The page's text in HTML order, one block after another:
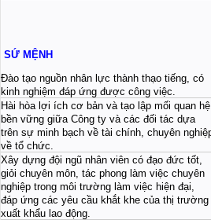
SỨ MỆNH
Đào tạo nguồn nhân lực thành thạo tiếng, có
kinh nghiệm đáp ứng được công việc.
Hài hòa lợi ích cơ bản và tạo lập mối quan hệ
bền vững giữa Công ty và các đối tác dựa
trên sự minh bạch về tài chính, chuyên
về tổ chức.
Xây dựng đội ngũ nhân viên có đạo đức tốt,
giỏi chuyên môn, tác phong làm việc chuyên
nghiệp trong môi trường làm việc hiện đại,
đáp ứng các yêu cầu khắt khe của thị trường
xuất khẩu lao động.